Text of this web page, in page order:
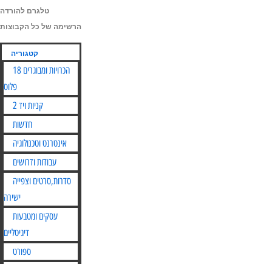
טלגרם להורדה
הרשימה של כל הקבוצות
קטגוריה
הכרויות ומבוגרים 18
פלוס
קניות ויד 2
חדשות
אינטרנט וטכנולוגיה
עבודות ודרושים
סדרות,סרטים וצפייה
ישירה
עסקים ומטבעות
דיגיטליים
ספורט